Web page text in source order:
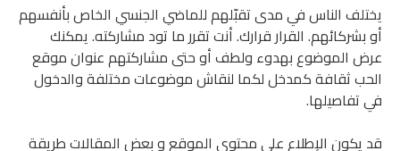
يختلف الناس في مدى تقبّلهم للماضي الجنسي الخاص بأنفسهم
أو بشركائهم. القرار قرارك. أنت تقرر ما تود مشاركته. يمكنك
عرض الموضوع بهدوء ولطف أو حتى مشاركتهم عنوان موقع
الحب ثقافة كمدخل لكما لنقاش موضوعات مختلفة والدخول
في تفاصيلها.
قد يكون الإطلاع على محتوى الموقع و بعض المقالات طريقة